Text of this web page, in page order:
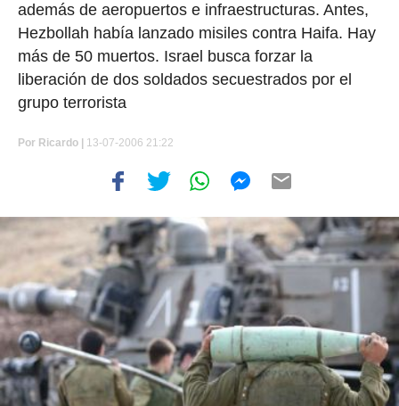
además de aeropuertos e infraestructuras. Antes,
Hezbollah había lanzado misiles contra Haifa. Hay
más de 50 muertos. Israel busca forzar la
liberación de dos soldados secuestrados por el
grupo terrorista
Por Ricardo | 13-07-2006 21:22